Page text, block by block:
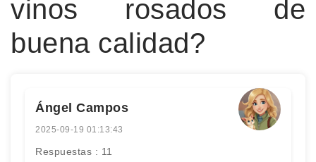
vinos rosados de
buena calidad?
Ángel Campos
2025-09-19 01:13:43
Respuestas : 11